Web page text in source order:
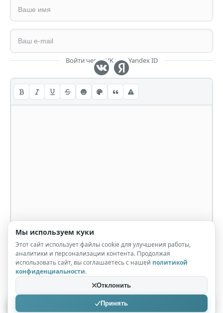
Войти через VK или Yandex ID
Отправить
Мы используем куки
Этот сайт использует файлы cookie для улучшения работы,
аналитики и персонализации контента. Продолжая
использовать сайт, вы соглашаетесь с нашей политикой
конфиденциальности.
Отклонить
Принять